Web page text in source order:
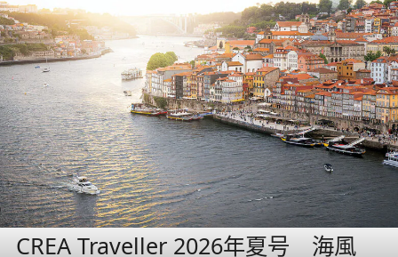
CREA Traveller 2026年夏号 海風